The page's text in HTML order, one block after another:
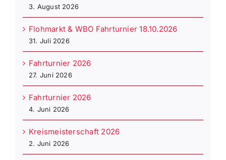
3. August 2026
Flohmarkt & WBO Fahrturnier 18.10.2026
31. Juli 2026
Fahrturnier 2026
27. Juni 2026
Fahrturnier 2026
4. Juni 2026
Kreismeisterschaft 2026
2. Juni 2026